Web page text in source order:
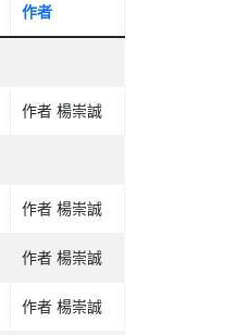
作者
作者 楊崇誠
作者 楊崇誠
作者 楊崇誠
作者 楊崇誠